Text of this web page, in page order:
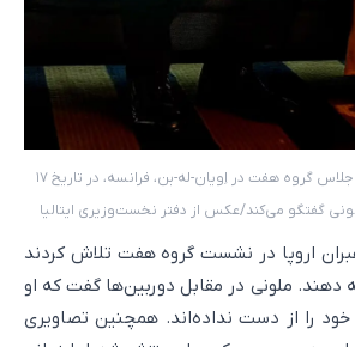
دونالد ترامپ در حاشیه اجلاس گروه هفت در اِویان-له-بن، فرانسه، در تاریخ ۱۷
اروپا در نشست گروه هفت تلاش کردند
دهند. ملونی در مقابل دوربین‌ها گفت که او
را از دست نداده‌اند. همچنین تصاویری